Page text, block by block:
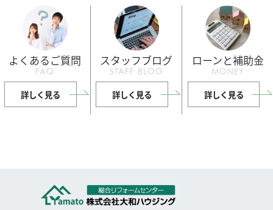
よくあるご質問
FAQ
詳しく見る
スタッフブログ
STAFF BLOG
詳しく見る
ローンと補助金
MONEY
詳しく見る